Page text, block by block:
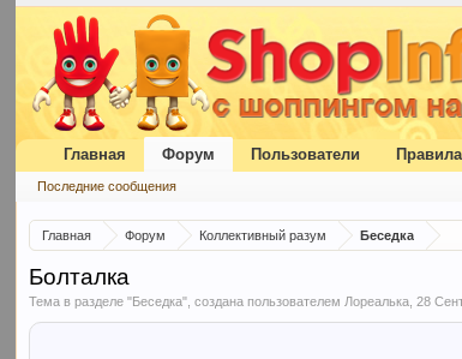
Главная Форум Коллективный разум Беседка
Болталка
Тема в разделе "Беседка", создана пользователем Лореалька ,28
Главная Форум
Последние сообщения
Пользователи Правила